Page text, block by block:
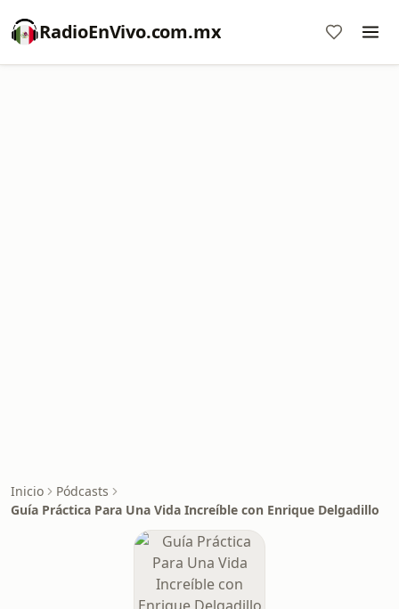
RadioEnVivo.com.mx
Inicio
Pódcasts
Guía Práctica Para Una Vida Increíble con Enrique Delgadillo